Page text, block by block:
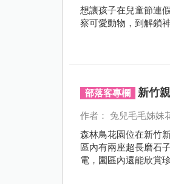
想讓孩子在兒童節連
察可愛動物，到解鎖
部落客專欄 新竹
作者： 兔兒毛毛姊妹
森林鳥花園位在新竹
區內有兩座超長磨石
電，園區內還能欣賞